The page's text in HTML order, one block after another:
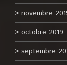
novembre
octobre 2019
septembre